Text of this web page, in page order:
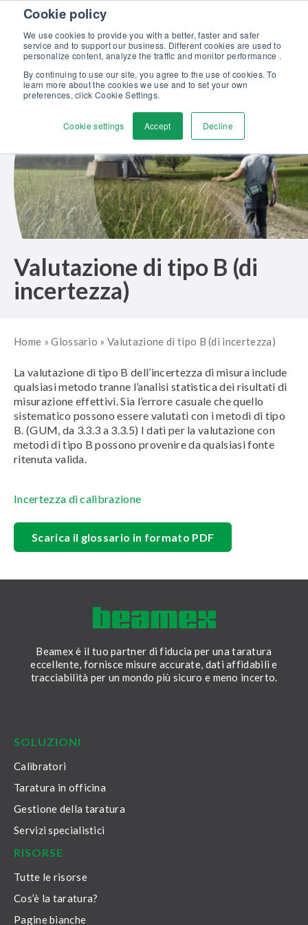
Cookie policy
We use cookies to provide you with a better, faster and safer
service and to support our business. Different cookies are used to
personalize content, analyze the traffic and monitor performance .
By continuing to use our site, you agree to the use of cookies. To
learn more about the cookies we use and to set your own
preferences, click Cookie Settings.
Cookie settings Accept Decline
Skip to content
Scopri la nostra nuova brochure Soluzioni Beamex per l’eccellenza
Contattaci
Valutazione di tipo B (di
incertezza)
Home »Glossario »Valutazione di tipo B (di incertezza)
La valutazione di tipo B dell’incertezza di misura include
qualsiasi metodo tranne l’analisi statistica dei risultati di
misurazione effettivi. Sia l’errore casuale che quello
sistematico possono essere valutati con i metodi di tipo
B. (GUM, da 3.3.3 a 3.3.5) I dati per la valutazione con
metodi di tipo B possono provenire da qualsiasi fonte
ritenuta valida.
Incertezza di calibrazione
Scarica il glossario in formato PDF
Beamex è il tuo partner di fiducia per una taratura
eccellente, fornisce misure accurate, dati affidabili e
tracciabilità per un mondo più sicuro e meno incerto.
SOLUZIONI
Calibratori
Taratura in officina
Gestione della taratura
Servizi specialistici
RISORSE
Tutte le risorse
Cos’è la taratura?
Pagine bianche